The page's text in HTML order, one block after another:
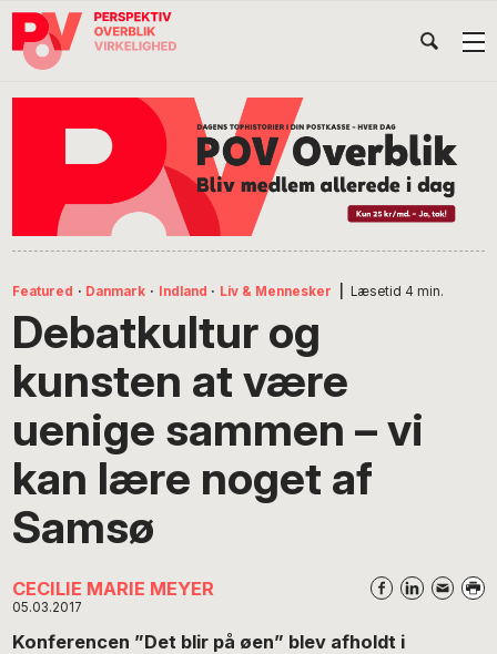
Gå
direkte
Skip
indhold
Gå
direkte
Featured · Danmark · Indland · Liv & Mennesker Læsetid 4 min.
Debatkultur og
kunsten at være
uenige sammen – vi
kan lære noget af
Samsø
CECILIE MARIE MEYER
05.03.2017
Konferencen ”Det blir på øen” blev afholdt i